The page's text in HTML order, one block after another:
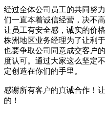
经过全体公司员工的共同努
们一直本着诚信经营，决不
让员工有安全感，诚实的价
株洲地区业务经理为了让利
也要争取公司同意成交客户
度认可。通过大家这么坚定
定创造在你们的手里。
感谢所有客户的真诚合作！
的！